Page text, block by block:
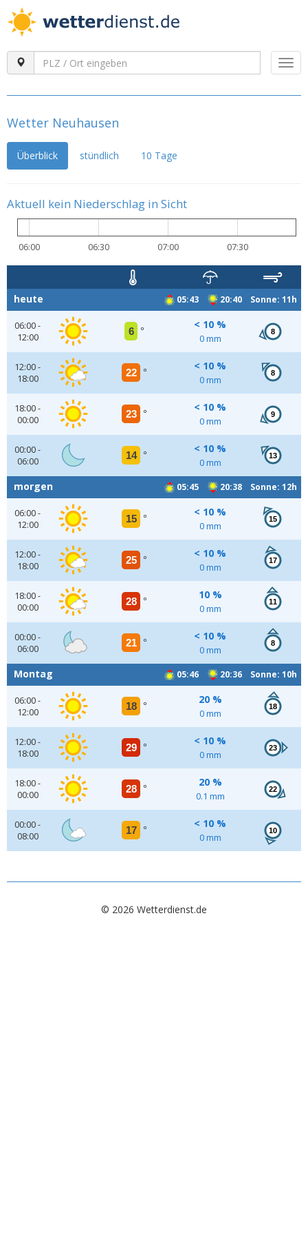
Wetter Neuhausen
Überblick stündlich 10 Tage
Aktuell kein Niederschlag in Sicht
06:00 06:30 07:00 07:30
05:43 20:40 Sonne: 11h
heute
06:00 -
12:00
6 °
< 10 %
0 mm
8
12:00 -
18:00
22 °
< 10 %
0 mm
8
18:00 -
00:00
23 °
< 10 %
0 mm
9
00:00 -
06:00
14 °
< 10 %
0 mm
13
05:45 20:38 Sonne: 12h
morgen
06:00 -
12:00
15 °
< 10 %
0 mm
15
12:00 -
18:00
25 °
< 10 %
0 mm
17
18:00 -
00:00
28 °
10 %
0 mm
11
00:00 -
06:00
21 °
< 10 %
0 mm
8
05:46 20:36 Sonne: 10h
Montag
06:00 -
12:00
18 °
20 %
0 mm
18
12:00 -
18:00
29 °
< 10 %
0 mm
23
18:00 -
00:00
28 °
20 %
0.1 mm
22
00:00 -
08:00
17 °
< 10 %
0 mm
10
© 2026 Wetterdienst.de